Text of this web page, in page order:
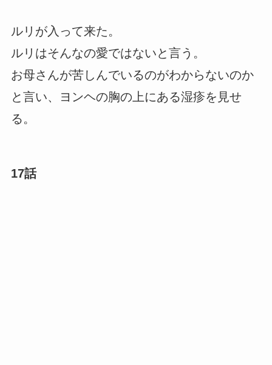
ルリが入って来た。
ルリはそんなの愛ではないと言う。
お母さんが苦しんでいるのがわからないのか
と言い、ヨンヘの胸の上にある湿疹を見せ
る。
17話